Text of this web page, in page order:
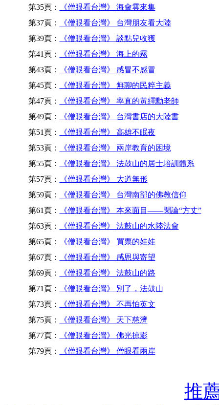
第35頁：
《僧眼看台灣》 海會雲來集
第37頁：
《僧眼看台灣》 台灣朋友看大陸
第39頁：
《僧眼看台灣》 談點兒收獲
第41頁：
《僧眼看台灣》 海上的霧
第43頁：
《僧眼看台灣》 感冒不感冒
第45頁：
《僧眼看台灣》 無聊的民粹主義
第47頁：
《僧眼看台灣》 率直的黃繹勳老師
第49頁：
《僧眼看台灣》 台灣書店的大陸書
第51頁：
《僧眼看台灣》 高雄不眠夜
第53頁：
《僧眼看台灣》 兩岸教育的困境
第55頁：
《僧眼看台灣》 法鼓山的居士培訓體系
第57頁：
《僧眼看台灣》 大道無形
第59頁：
《僧眼看台灣》 台灣南部的佛教信仰
第61頁：
《僧眼看台灣》 本來面目——閑論“方丈”
第63頁：
《僧眼看台灣》 法鼓山的水陸法會
第65頁：
《僧眼看台灣》 買票的娃娃
第67頁：
《僧眼看台灣》 感恩與寄望
第69頁：
《僧眼看台灣》 法鼓山的路
第71頁：
《僧眼看台灣》 別了，法鼓山
第73頁：
《僧眼看台灣》 不再怕英文
第75頁：
《僧眼看台灣》 天下慈濟
第77頁：
《僧眼看台灣》 佛光掠影
第79頁：
《僧眼看台灣》 僧眼看兩岸
推